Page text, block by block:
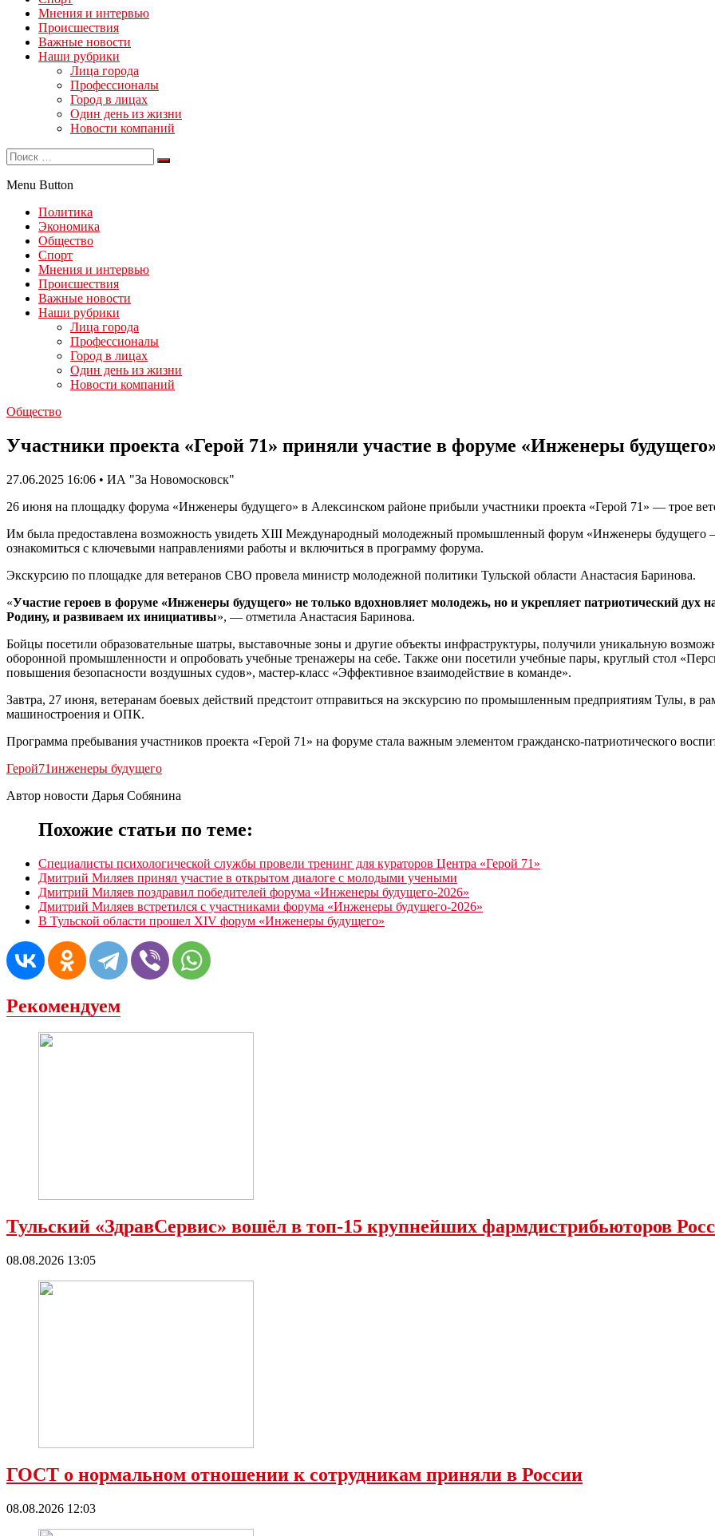
Мнения и интервью
Происшествия
Важные новости
Наши рубрики
Лица города
Профессионалы
Город в лицах
Один день из жизни
Новости компаний
Menu Button
Политика
Экономика
Общество
Спорт
Мнения и интервью
Происшествия
Важные новости
Наши рубрики
Лица города
Профессионалы
Город в лицах
Один день из жизни
Новости компаний
Общество
Участники проекта «Герой 71» приняли участие в форуме «Инженеры
27.06.2025 16:06 • ИА "За Новомосковск"
26 июня на площадку форума «Инженеры будущего» в Алексинском районе прибыли участники проекта «Герой 71» — трое
Им была предоставлена возможность увидеть XIII Международный молодежный промышленный форум «Инженеры будущего –
ознакомиться с ключевыми направлениями работы и включиться в программу форума.
Экскурсию по площадке для ветеранов СВО провела министр молодежной политики Тульской области Анастасия Баринова.
«Участие героев в форуме «Инженеры будущего» не только вдохновляет молодежь, но и укрепляет патриотический
Родину, и развиваем их инициативы», — отметила Анастасия Баринова.
Бойцы посетили образовательные шатры, выставочные зоны и другие объекты инфраструктуры, получили уникальную
оборонной промышленности и опробовать учебные тренажеры на себе. Также они посетили учебные пары, круглый стол
повышения безопасности воздушных судов», мастер-класс «Эффективное взаимодействие в команде».
Завтра, 27 июня, ветеранам боевых действий предстоит отправиться на экскурсию по промышленным предприятиям Тулы, в
машиностроения и ОПК.
Программа пребывания участников проекта «Герой 71» на форуме стала важным элементом гражданско-патриотического
Герой71инженеры будущего
Автор новости Дарья Собянина
Похожие статьи по теме:
Специалисты психологической службы провели тренинг для кураторов Центра «Герой 71»
Дмитрий Миляев принял участие в открытом диалоге с молодыми учеными
Дмитрий Миляев поздравил победителей форума «Инженеры будущего-2026»
Дмитрий Миляев встретился с участниками форума «Инженеры будущего-2026»
В Тульской области прошел XIV форум «Инженеры будущего»
Рекомендуем
Тульский «ЗдравСервис» вошёл в топ-15 крупнейших фармдистрибьюторов
08.08.2026 13:05
ГОСТ о нормальном отношении к сотрудникам приняли в России
08.08.2026 12:03